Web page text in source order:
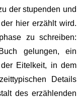
der stupenden und
hier erzählt wird.
zu schreiben:
gelungen, ein
Eitelkeit, in dem
Details
des erzählenden